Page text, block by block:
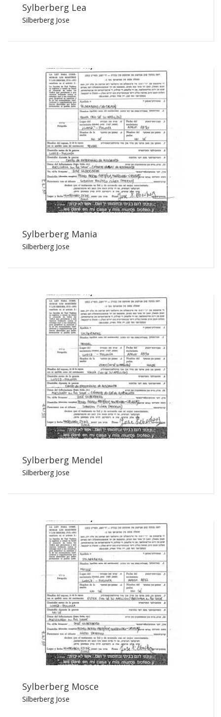
Sylberberg Lea
Silberberg Jose
Sylberberg Mania
Silberberg Jose
Sylberberg Mendel
Silberberg Jose
Sylberberg Mosce
Silberberg Jose